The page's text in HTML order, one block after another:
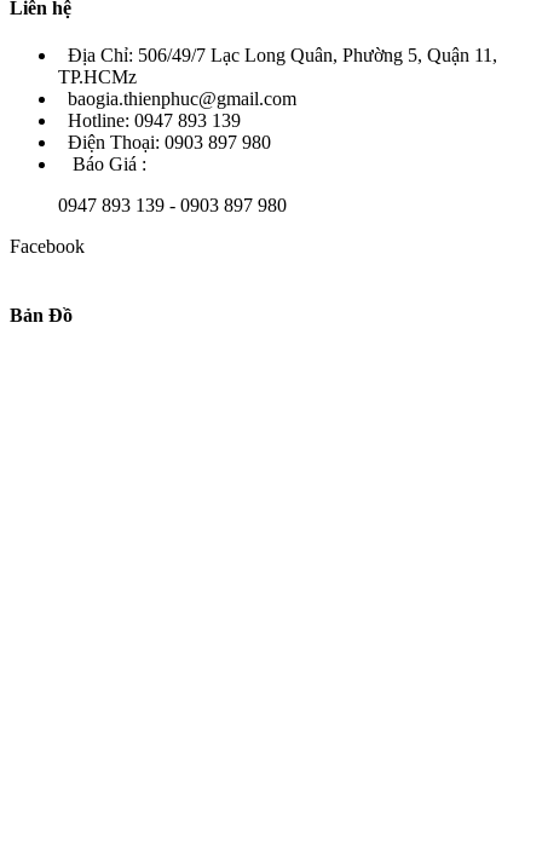
Liên hệ
Địa Chỉ: 506/49/7 Lạc Long Quân, Phường 5, Quận 11,
TP.HCMz
baogia.thienphuc@gmail.com
Hotline: 0947 893 139
Điện Thoại: 0903 897 980
Báo Giá :
0947 893 139 - 0903 897 980
Facebook
Bản Đồ